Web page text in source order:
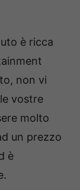
è ricca
non vi
vostre
molto
un prezzo
è